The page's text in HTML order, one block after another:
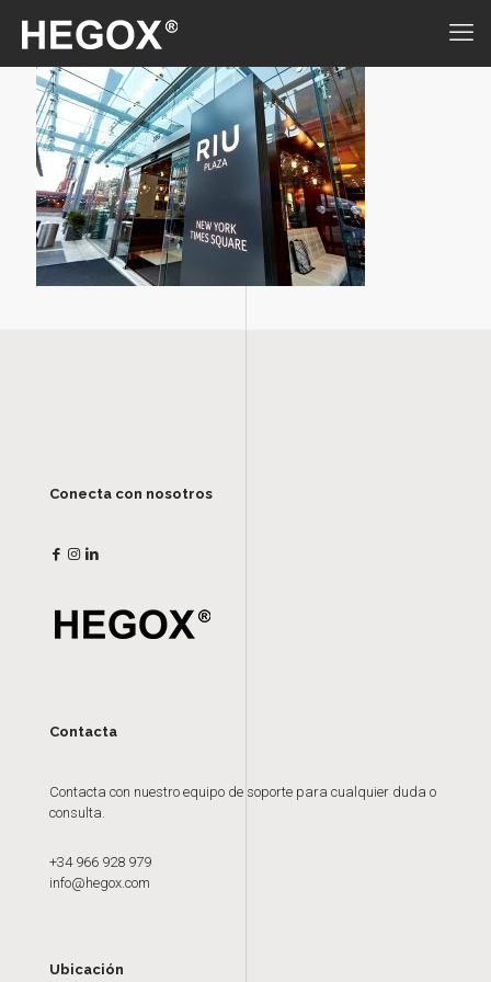
Conecta con nosotros
Contacta
Contacta con nuestro equipo de soporte para cualquier duda o
consulta.
+34 966 928 979
info@hegox.com
Ubicación